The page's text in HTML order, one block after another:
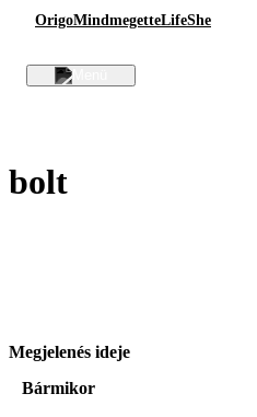
OrigoMindmegetteLifeShe
bolt
Megjelenés ideje
Bármikor